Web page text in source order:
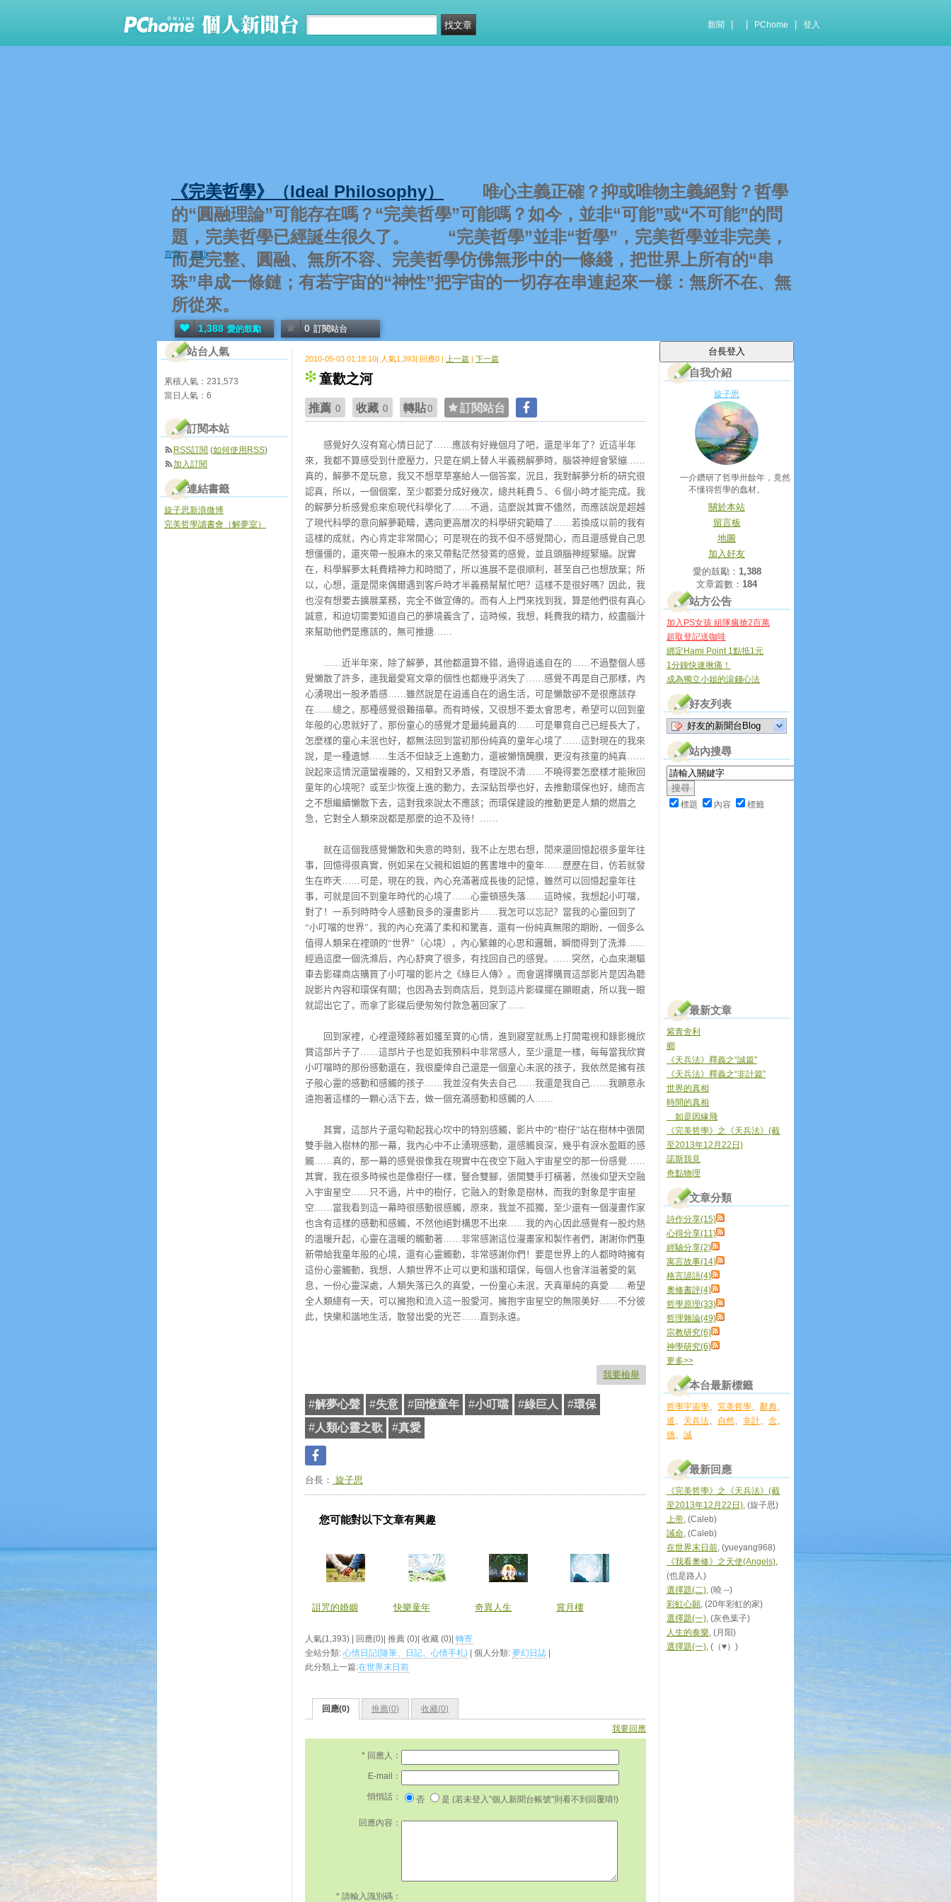
新聞 PChome 登入
《完美哲學》（Ideal Philosophy）
唯心主義正確？抑或唯物主義絕對？哲學
的“圓融理論”可能存在嗎？“完美哲學”可能嗎？如今，並非“可能”或“不可能”的問
題，完美哲學已經誕生很久了。 “完美哲學”並非“哲學”，完美哲學並非完美，
而是完整、圓融、無所不容、完美哲學仿佛無形中的一條綫，把世界上所有的“串
珠”串成一條鏈；有若宇宙的“神性”把宇宙的一切存在串連起來一樣：無所不在、無
所從來。
1,388 愛的鼓勵 0 訂閱站台
首頁 活動
2010-05-03 01:18:10| 人氣1,393| 回應0 | 上一篇 | 下一篇
童歡之河
推薦 0 收藏 0 轉貼0 訂閱站台
感覺好久沒有寫心情日記了……應該有好幾個月了吧，還是半年了？近這半年
來，我都不算感受到什麽壓力，只是在網上替人半義務解夢時，腦袋神經會緊繃……
真的，解夢不是玩意，我又不想草草塞給人一個答案，況且，我對解夢分析的研究很
認真，所以，一個個案，至少都要分成好幾次，總共耗費５、６個小時才能完成。我
的解夢分析感覺愈來愈現代科學化了……不過，這麼說其實不儘然，而應該說是超越
了現代科學的意向解夢範疇，邁向更高層次的科學研究範疇了……若換成以前的我有
這樣的成就，內心肯定非常開心；可是現在的我不但不感覺開心，而且還感覺自己思
想僵僵的，還夾帶一股麻木的來又帶點茫然發蔫的感覺，並且頭腦神經緊繃。說實
在，科學解夢太耗費精神力和時間了，所以進展不是很順利，甚至自己也想放棄；所
以，心想，還是閒來偶爾遇到客戶時才半義務幫幫忙吧？這樣不是很好嗎？因此，我
也沒有想要去擴展業務，完全不做宣傳的。而有人上門來找到我，算是他們很有真心
誠意，和迫切需要知道自己的夢境義含了，這時候，我想，耗費我的精力，絞盡腦汁
來幫助他們是應該的，無可推搪……
……近半年來，除了解夢，其他都還算不錯，過得逍遙自在的……不過整個人感
覺懶散了許多，連我最愛寫文章的個性也都幾乎消失了……感覺不再是自己那樣，內
心湧現出一股矛盾感……雖然說是在逍遙自在的過生活，可是懶散卻不是很應該存
在……總之，那種感覺很難描摹。而有時候，又很想不要太會思考，希望可以回到童
年般的心思就好了，那份童心的感覺才是最純最真的……可是畢竟自己已經長大了，
怎麼樣的童心未泯也好，都無法回到當初那份純真的童年心境了……這對現在的我來
說，是一種遺憾……生活不但缺乏上進動力，還被懶惰醃臢，更沒有孩童的純真……
說起來這情況還蠻複雜的，又相對又矛盾，有理說不清……不曉得要怎麼樣才能揪回
童年的心境呢？或至少恢復上進的動力，去深鉆哲學也好，去推動環保也好，總而言
之不想繼續懶散下去，這對我來說太不應該；而環保建設的推動更是人類的燃眉之
急，它對全人類來說都是那麼的迫不及待！……
就在這個我感覺懶散和失意的時刻，我不止左思右想，閒來還回憶起很多童年往
事，回憶得很真實，例如呆在父親和姐姐的舊書堆中的童年……歷歷在目，仿若就發
生在昨天……可是，現在的我，內心充滿著成長後的記憶，雖然可以回憶起童年往
事，可就是回不到童年時代的心境了……心靈頓感失落……這時候，我想起小叮噹，
對了！一系列時時令人感動良多的漫畫影片……我怎可以忘記？當我的心靈回到了
“小叮噹的世界”，我的內心充滿了柔和和驚喜，還有一份純真無限的期盼，一個多么
值得人類呆在裡頭的“世界”（心境），內心繁雜的心思和邏輯，瞬間得到了洗滌……
經過這麼一個洗滌后，內心舒爽了很多，有找回自己的感覺。……突然，心血來潮驅
車去影碟商店購買了小叮噹的影片之《綠巨人傳》。而會選擇購買這部影片是因為聽
說影片內容和環保有關；也因為去到商店后，見到這片影碟擺在顯眼處，所以我一眼
就認出它了，而拿了影碟后便匆匆付款急著回家了……
回到家裡，心裡還殘餘著如獲至寶的心情，進到寢室就馬上打開電視和錄影機欣
賞這部片子了……這部片子也是如我預料中非常感人，至少還是一樣，每每當我欣賞
小叮噹時的那份感動還在，我很慶倖自己還是一個童心未泯的孩子，我依然是擁有孩
子般心靈的感動和感觸的孩子……我並沒有失去自己……我還是我自己……我願意永
遠抱著這樣的一顆心活下去，做一個充滿感動和感觸的人……
其實，這部片子還勾勒起我心坎中的特別感觸，影片中的“樹仔”站在樹林中張開
雙手融入樹林的那一幕，我內心中不止湧現感動，還感觸良深，幾乎有淚水盈眶的感
觸……真的，那一幕的感覺很像我在現實中在夜空下融入宇宙星空的那一份感覺……
其實，我在很多時候也是像樹仔一樣，豎合雙腳，張開雙手打橫著，然後仰望天空融
入宇宙星空……只不過，片中的樹仔，它融入的對象是樹林，而我的對象是宇宙星
空……當我看到這一幕時很感動很感觸，原來，我並不孤獨，至少還有一個漫畫作家
也含有這樣的感動和感觸，不然他絕對構思不出來……我的內心因此感覺有一股灼熱
的溫暖升起，心靈在溫暖的觸動著……非常感謝這位漫畫家和製作者們，謝謝你們重
新帶給我童年般的心境，還有心靈觸動，非常感謝你們！要是世界上的人都時時擁有
這份心靈觸動，我想，人類世界不止可以更和諧和環保，每個人也會洋溢著愛的氣
息，一份心靈深處，人類失落已久的真愛，一份童心未泯，天真單純的真愛……希望
全人類總有一天，可以擁抱和流入這一股愛河，擁抱宇宙星空的無限美好……不分彼
此，快樂和諧地生活，散發出愛的光芒……直到永遠。
我要檢舉
#解夢心聲 #失意 #回憶童年 #小叮噹 #綠巨人 #環保
#人類心靈之歌 #真愛
台長： 旋子思
您可能對以下文章有興趣
詛咒的婚姻 快樂童年 奇異人生 賞月樓
人氣(1,393) | 回應(0)| 推薦 (0)| 收藏 (0)| 轉寄
全站分類: 心情日記(隨筆、日記、心情手札) | 個人分類: 夢幻日誌
此分類上一篇:在世界末日前
回應(0) 推薦(0) 收藏(0)
我要回應
* 回應人：
E-mail：
悄悄話： 否 是 (若未登入"個人新聞台帳號"則看不到回覆唷!)
回應內容：
* 請輸入識別碼：
自我介紹
旋子思
一介鑽研了哲學卅餘年，竟然
不懂得哲學的蠢材。
關於本站
留言板
地圖
加入好友
愛的鼓勵： 1,388
文章篇數： 184
站方公告
加入PS女孩 組隊瘋搶2百萬
超取登記送咖啡
綁定Hami Point 1點抵1元
1分鐘快速揪痛！
成為獨立小姐的滾錢心法
好友列表
好友的新聞台Blog
站內搜尋
標題 內容 標籤
最新文章
紫青舍利
鄉
《天兵法》釋義之“誠篇”
《天兵法》釋義之“非計篇”
世界的真相
時間的真相
如是因緣飛
《完美哲學》之《天兵法》(截
至2013年12月22日)
諾斯我見
奇點物理
文章分類
詩作分享(15)
心得分享(11)
經驗分享(2)
寓言故事(14)
格言諺語(4)
奧修書評(4)
哲學原理(33)
哲理雜論(49)
宗教研究(6)
神學研究(6)
更多>>
本台最新標籤
哲學宇宙學、 完美哲學、 辭典、
道、 天兵法、 自然、 非計、 念、
德、 誠
最新回應
《完美哲學》之《天兵法》(截
至2013年12月22日), (旋子思)
上帝, (Caleb)
誡命, (Caleb)
在世界末日前, (yueyang968)
《我看奧修》之天使(Angels),
(也是路人)
選擇題(二), (曉 --)
彩虹心願, (20年彩虹的家)
選擇題(一), (灰色葉子)
人生的奏樂, (月阳)
選擇題(一), (（♥）)
站台人氣
累積人氣： 231,573
當日人氣： 6
訂閱本站
RSS訂閱 (如何使用RSS)
加入訂閱
連結書籤
旋子思新浪微博
完美哲學讀書會（解夢室）